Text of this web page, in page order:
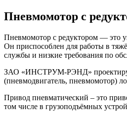
Пневмомотор с
Пневмомотор с редуктором — это
Он приспособлен для работы в
службы и низкие требования по
ЗАО «ИНСТРУМ-РЭНД» проектирует
(пневмодвигатель, пневмомотор)
Привод пневматический – это
том числе в грузоподъёмных